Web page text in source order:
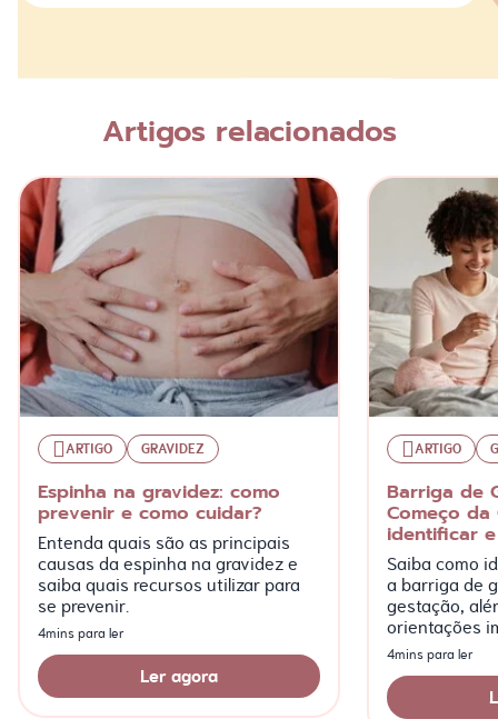
Escreva a sua opinião
Artigos relacionados
ARTIGO GRAVIDEZ
Espinha na gravidez: como
prevenir e como cuidar?
Entenda quais são as principais
causas da espinha na gravidez e
saiba quais recursos utilizar para
se prevenir.
4mins para ler
Ler agora
ARTIGO
Barriga de
Começo da
identificar
Saiba como
a barriga de
gestação,
orientações
mais!
4mins para ler